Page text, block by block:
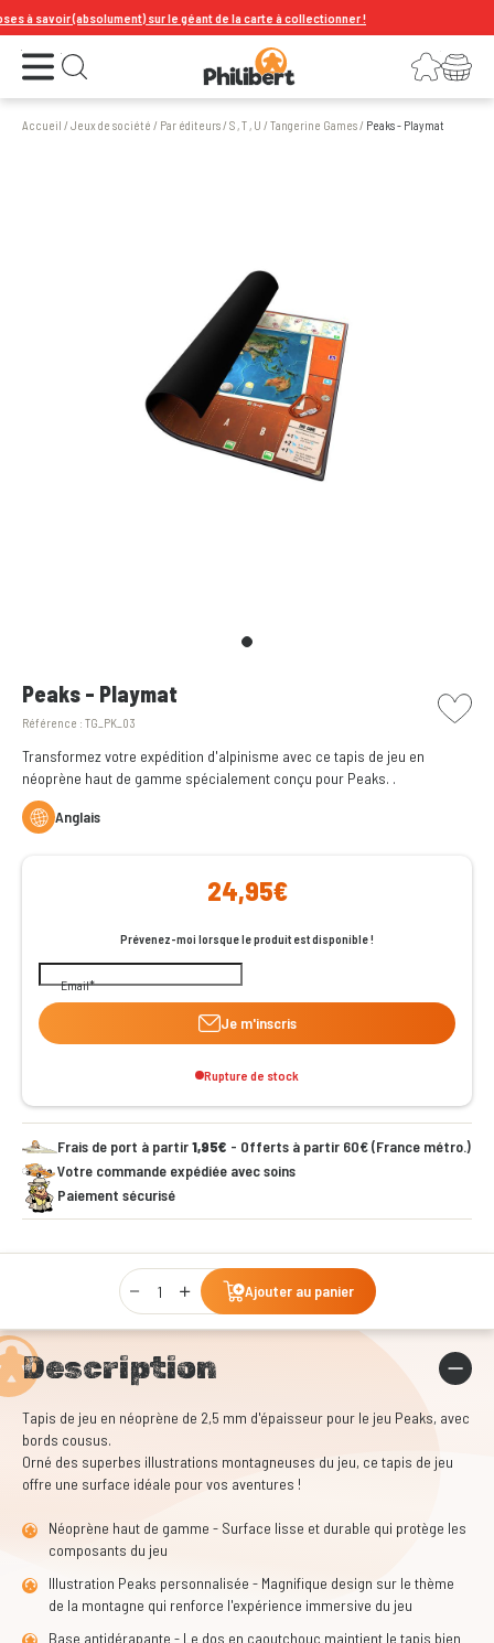
à savoir (absolument) sur le géant de la carte à collectionner !
Ouvrir le menu Ouvrir la recherche Connexion
Votre panier
Accueil /Jeux de société / Par éditeurs/S , T , U /Tangerine Games/ Peaks - Playmat
Peaks - Playmat
Référence : TG_PK_03
picto
Transformez votre expédition d'alpinisme avec ce tapis de jeu en
néoprène haut de gamme spécialement conçu pour Peaks. .
Anglais
24,95€
Prévenez-moi lorsque le produit est disponible !
Email
Je m'inscris
Rupture de stock
Frais de port à partir1,95€ - Offerts à partir 60€ (France métro.)
Votre commande expédiée avec soins
Paiement sécurisé
Qty
Ajouter au panier
Description
Tapis de jeu en néoprène de 2,5 mm d'épaisseur pour le jeu Peaks, avec
bords cousus.
Orné des superbes illustrations montagneuses du jeu, ce tapis de jeu
offre une surface idéale pour vos aventures !
Néoprène haut de gamme - Surface lisse et durable qui protège les
composants du jeu
Illustration Peaks personnalisée - Magnifique design sur le thème
de la montagne qui renforce l'expérience immersive du jeu
Base antidérapante - Le dos en caoutchouc maintient le tapis bien